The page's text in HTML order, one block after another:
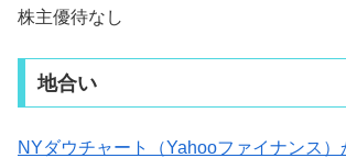
株主優待なし
地合い
NYダウチャート（Yahooファイナンス）